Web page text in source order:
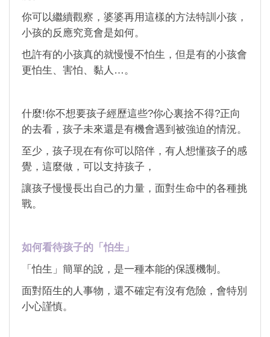
你可以繼續觀察，婆婆再用這樣的方法特訓小孩，
小孩的反應究竟會是如何。
也許有的小孩真的就慢慢不怕生，但是有的小孩會
更怕生、害怕、黏人…。
什麼!你不想要孩子經歷這些?你心裏捨不得?正向
的去看，孩子未來還是有機會遇到被強迫的情況。
至少，孩子現在有你可以陪伴，有人想懂孩子的感
覺，這麼做，可以支持孩子，
讓孩子慢慢長出自己的力量，面對生命中的各種挑
戰。
如何看待孩子的「怕生」
「怕生」簡單的說，是一種本能的保護機制。
面對陌生的人事物，還不確定有沒有危險，會特別
小心謹慎。